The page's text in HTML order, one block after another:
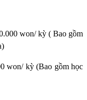
won/ kỳ ( Bao gồm
won/ kỳ (Bao gồm học